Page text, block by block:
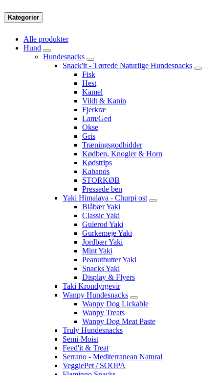
Kategorier
Alle produkter
Hund
Hundesnacks
Snack'it - Tørrede Naturlige Hundesnacks
Fisk
Hest
Kamel
Vildt & Kanin
Fjerkræ
Lam/Ged
Okse
Gris
Træningsgodbidder
Kødben, Knogler & Horn
Kødstrips
Kabanos
STORKØB
Pressede ben
Yaki Himalaya - Churpi ost
Blåbær Yaki
Classic Yaki
Gulerod Yaki
Gurkemeje Yaki
Jordbær Yaki
Mint Yaki
Peanutbutter Yaki
Snacks Yaki
Display & Flyers
Taki Krondyrgevir
Wanpy Hundesnacks
Wanpy Dog Lickable
Wanpy Treats
Wanpy Dog Meat Paste
Truly Hundesnacks
Semi-Moist
Feed'it & Treat
Serrano - Mediterranean Natural
VeggiePet / SOOPA